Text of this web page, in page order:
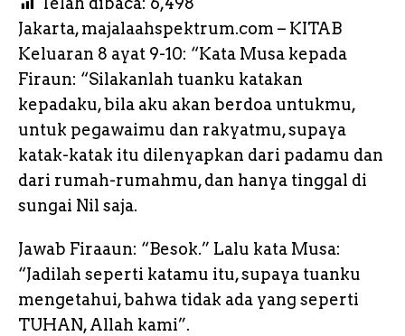
c
e
b
o
o
k
it
te
r
a
ts
A
p
p
n
e
k
a
o
s
e
n
g
e
r
p
e
a
il
p
y
i
n
k
Jakarta, majalaahspektrum.com – KITAB
Keluaran 8 ayat 9-10: “Kata Musa kepada
Firaun: “Silakanlah tuanku katakan
kepadaku, bila aku akan berdoa untukmu,
untuk pegawaimu dan rakyatmu, supaya
katak-katak itu dilenyapkan dari padamu dan
dari rumah-rumahmu, dan hanya tinggal di
sungai Nil saja.
Jawab Firaaun: “Besok.” Lalu kata Musa:
“Jadilah seperti katamu itu, supaya tuanku
mengetahui, bahwa tidak ada yang seperti
TUHAN, Allah kami”.